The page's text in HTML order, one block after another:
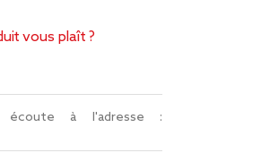
vous plaît ?
à l'adresse :